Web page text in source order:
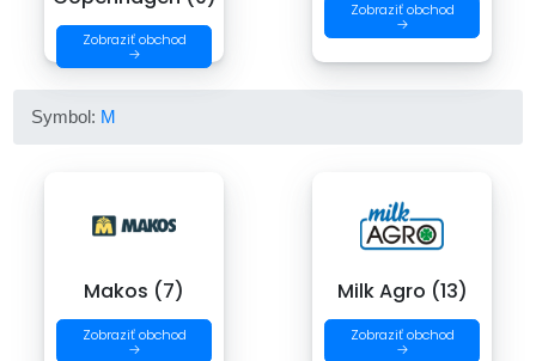
Zobraziť obchod
→
Zobraziť obchod
→
Symbol: M
Makos (7)
Zobraziť obchod
→
Milk Agro (13)
Zobraziť obchod
→